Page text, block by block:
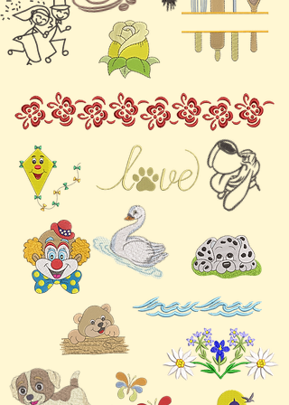
Zuhause oder
personalisierte Geschenke
für Ihre Lieben – diese
niedlichen und witzigen
Schneemänner sorgen
garantiert für festliche
Stimmung. Vom klassischen
Schneemann bis zum
Schneemann im
Winteroutfit gibt es für
jeden Anlass im Winter und
vor Weihnachten das
passende Motiv. Mit diesen
vielseitigen digitalen
Stickdateien können Sie